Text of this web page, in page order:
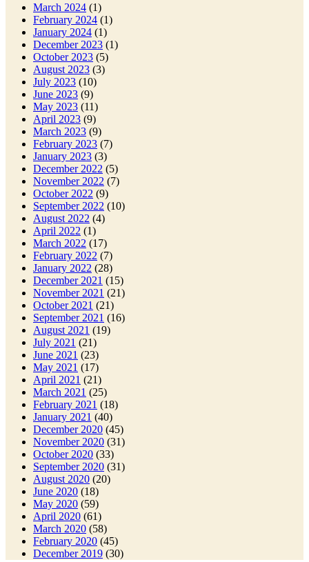
March 2024 (1)
February 2024 (1)
January 2024 (1)
December 2023 (1)
October 2023 (5)
August 2023 (3)
July 2023 (10)
June 2023 (9)
May 2023 (11)
April 2023 (9)
March 2023 (9)
February 2023 (7)
January 2023 (3)
December 2022 (5)
November 2022 (7)
October 2022 (9)
September 2022 (10)
August 2022 (4)
April 2022 (1)
March 2022 (17)
February 2022 (7)
January 2022 (28)
December 2021 (15)
November 2021 (21)
October 2021 (21)
September 2021 (16)
August 2021 (19)
July 2021 (21)
June 2021 (23)
May 2021 (17)
April 2021 (21)
March 2021 (25)
February 2021 (18)
January 2021 (40)
December 2020 (45)
November 2020 (31)
October 2020 (33)
September 2020 (31)
August 2020 (20)
June 2020 (18)
May 2020 (59)
April 2020 (61)
March 2020 (58)
February 2020 (45)
December 2019 (30)